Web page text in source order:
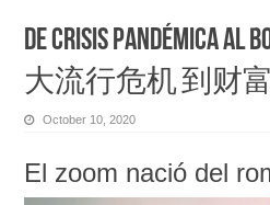
DE CRISIS PANDÉMICA AL
大流行危机 到财富
October 10, 2020
El zoom nació del